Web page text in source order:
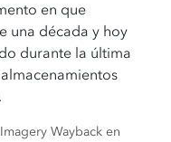
en que
una década y hoy
durante la última
Wayback en